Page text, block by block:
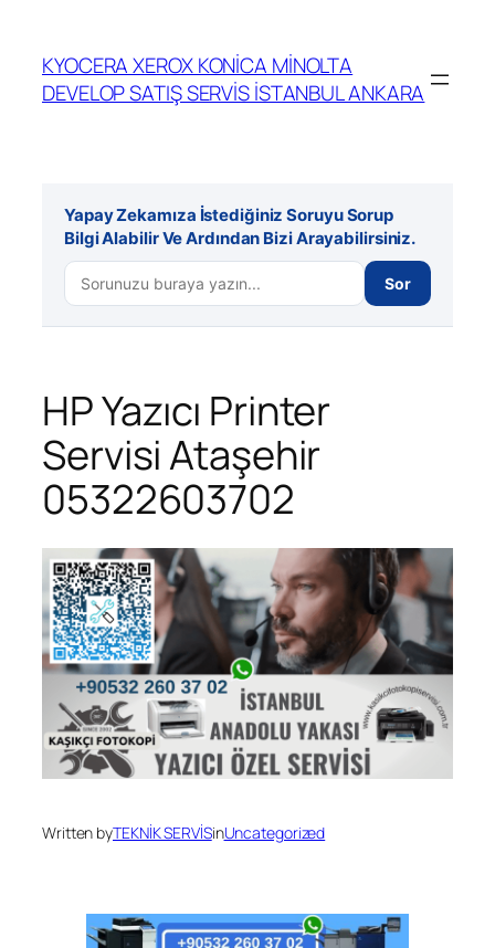
KYOCERA XEROX KONİCA MİNOLTA
DEVELOP SATIŞ SERVİS İSTANBUL ANKARA
Yapay Zekamıza İstediğiniz Soruyu Sorup
Bilgi Alabilir Ve Ardından Bizi Arayabilirsiniz.
Sor
HP Yazıcı Printer
Servisi Ataşehir
05322603702
Written byTEKNİK SERVİSinUncategorized